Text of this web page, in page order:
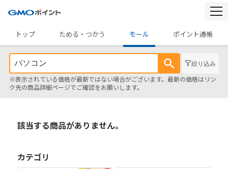
トップ
ためる・つかう モール ポイント通帳
絞り込み
※表示されている価格が最新ではない場合がございます。最新の価格はリン
ク先の商品詳細ページでご確認をお願いします。
該当する商品がありません。
カテゴリ